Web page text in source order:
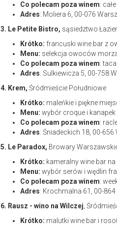
Co polecam poza winem:
Adres: Moliera 6, 00-076
3. Le Petite Bistro, sąsiedztwo
Krótko: francuski wine bar z
Menu: selekcja owoców
Co polecam poza winem:
Adres: Sulkiewicza 5, 00-758
4. Krem, Śródmieście Południowe
Krótko: maleńkie i piękne
Menu: wybór croque i
Co polecam poza winem:
Adres: Śniadeckich 18, 00-656
5. Le Paradox, Browary
Krótko: kameralny wine bar
Menu: wybór serów i wędlin
Co polecam poza winem:
Adres: Krochmalna 61, 00-
6. Rausz - wino na Wilczej ,
Krótko: malutki wine bar i